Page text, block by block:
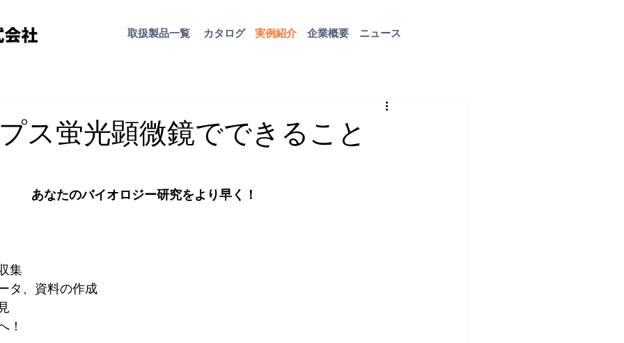
取扱​製品一覧 ​実例紹介
カタログ 企業概要 ニュース
ス蛍光顕微鏡でできること
あなたのバイオロジー研究をより早く！
集
タ、資料の作成
！